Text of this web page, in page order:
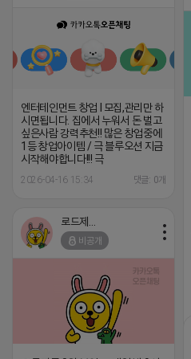
엔터테인먼트 창업 l 모집,관리만 하
시면됩니다. 집에서 누워서 돈 벌고
싶은사람 강력추천!! 많은 창업중에
1등 창업아이템 / 극 블루오션 지금
시작해야합니다!!! 극
2026-04-16 15:34 댓글: 0개
비공개